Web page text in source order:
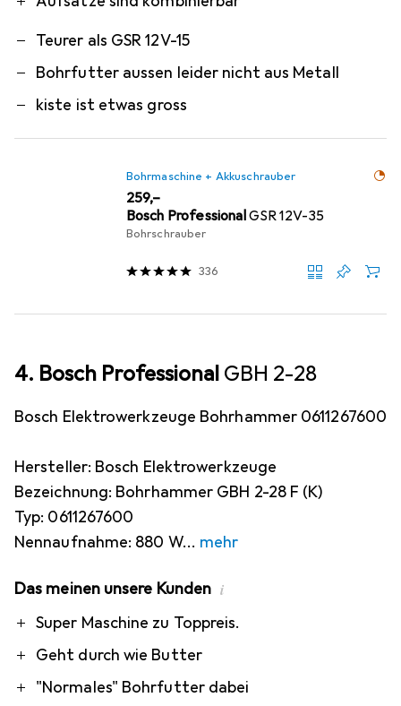
Teurer als GSR 12V-15
Bohrfutter aussen leider nicht aus Metall
kiste ist etwas gross
Bohrmaschine + Akkuschrauber
EUR
259,–
Bosch ProfessionalGSR 12V-35
Bohrschrauber
336
4. Bosch Professional GBH 2-28
Bosch Elektrowerkzeuge Bohrhammer 0611267600
Hersteller: Bosch Elektrowerkzeuge
Bezeichnung: Bohrhammer GBH 2-28 F (K)
Typ: 0611267600
Nennaufnahme: 880 W
mehr
Das meinen unsere Kunden i
ProSuper Maschine zu Toppreis.
Geht durch wie Butter
"Normales" Bohrfutter dabei
Contra